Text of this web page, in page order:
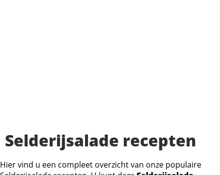
Selderijsalade recepten
Hier vind u een compleet overzicht van onze populaire